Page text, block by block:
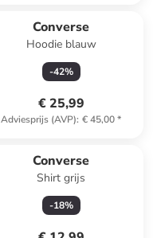
Converse
Hoodie blauw
-42%
€ 25,99
Adviesprijs (AVP): € 45,00*
Converse
Shirt grijs
-18%